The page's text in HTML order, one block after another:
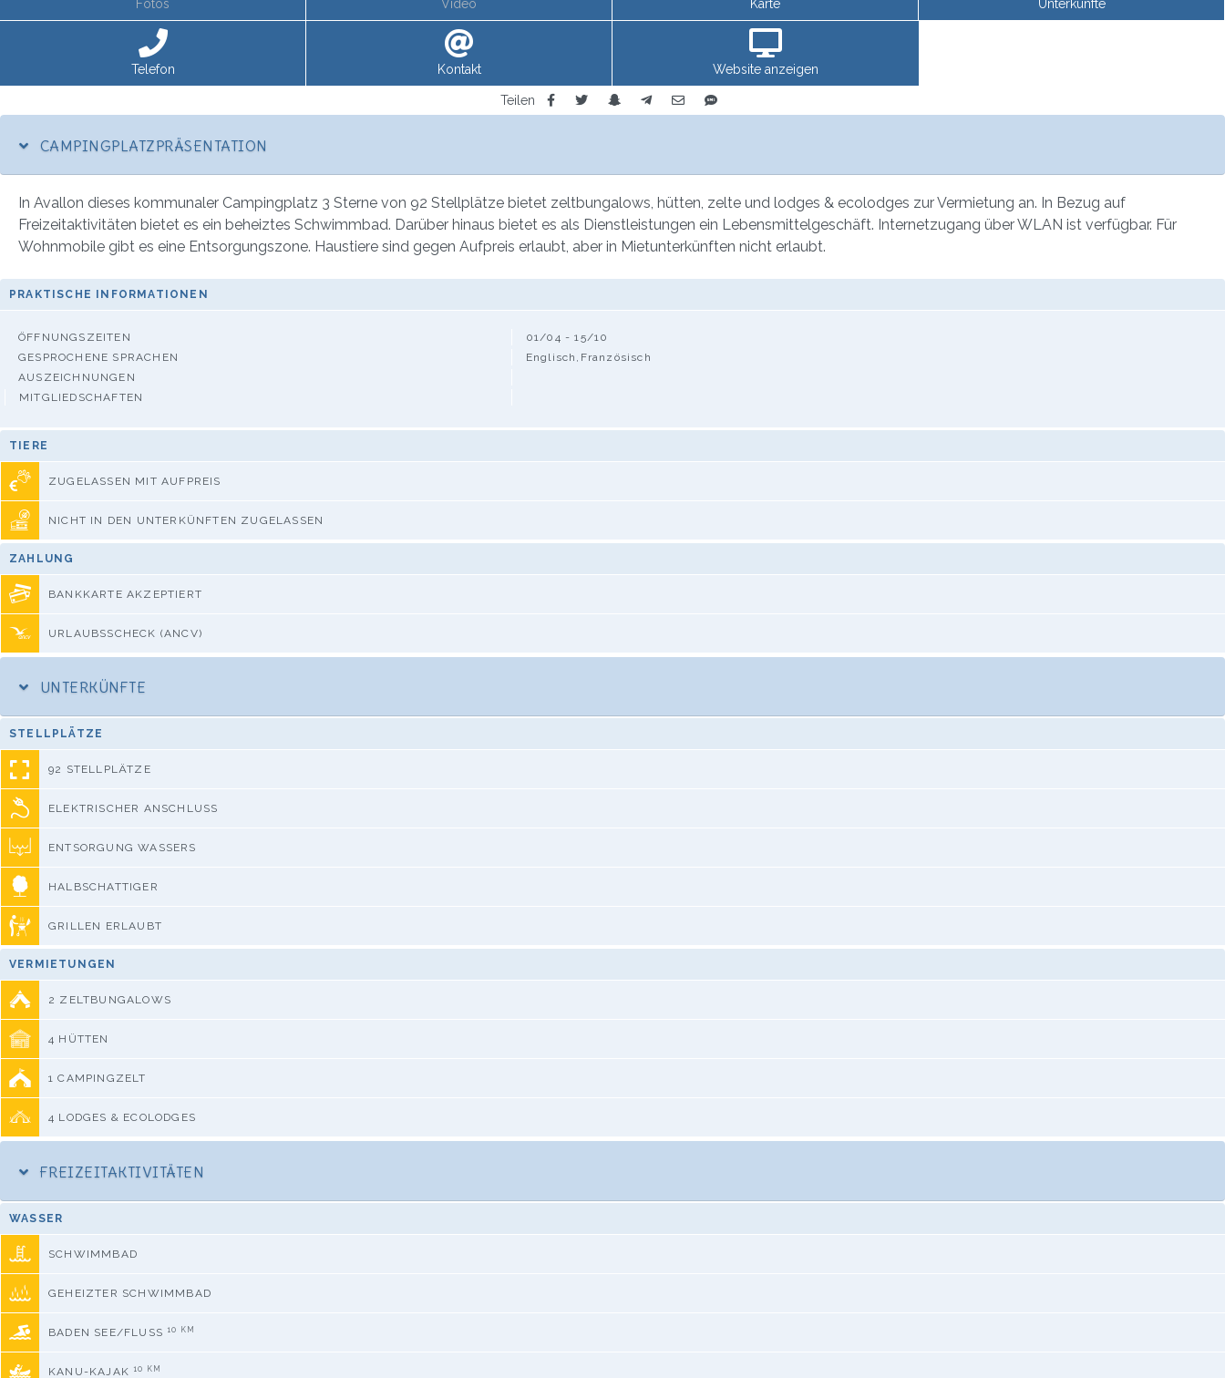
Fotos Video Karte Unterkünfte
Telefon Kontakt Website anzeigen
Teilen
CAMPINGPLATZPRÄSENTATION
In Avallon dieses kommunaler Campingplatz 3 Sterne von 92 Stellplätze bietet zeltbungalows, hütten, zelte und lodges & ecolodges zur Vermietung an. In Bezug auf
Freizeitaktivitäten bietet es ein beheiztes Schwimmbad. Darüber hinaus bietet es als Dienstleistungen ein Lebensmittelgeschäft. Internetzugang über WLAN ist verfügbar. Für
Wohnmobile gibt es eine Entsorgungszone. Haustiere sind gegen Aufpreis erlaubt, aber in Mietunterkünften nicht erlaubt.
PRAKTISCHE INFORMATIONEN
ÖFFNUNGSZEITEN
01/04 - 15/10
GESPROCHENE SPRACHEN
Englisch,Französisch
AUSZEICHNUNGEN
MITGLIEDSCHAFTEN
TIERE
ZUGELASSEN MIT AUFPREIS
NICHT IN DEN UNTERKÜNFTEN ZUGELASSEN
ZAHLUNG
BANKKARTE AKZEPTIERT
URLAUBSSCHECK (ANCV)
UNTERKÜNFTE
STELLPLÄTZE
92 STELLPLÄTZE
ELEKTRISCHER ANSCHLUSS
ENTSORGUNG WASSERS
HALBSCHATTIGER
GRILLEN ERLAUBT
VERMIETUNGEN
2 ZELTBUNGALOWS
4 HÜTTEN
1 CAMPINGZELT
4 LODGES & ECOLODGES
FREIZEITAKTIVITÄTEN
WASSER
SCHWIMMBAD
GEHEIZTER SCHWIMMBAD
BADEN SEE/FLUSS 10 KM
KANU-KAJAK 10 KM